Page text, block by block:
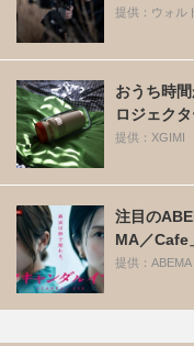
提供：ウォル
おうち時
ロジェク
提供：XGIMI
注目の
MA／Cafe
提供：ABEMA